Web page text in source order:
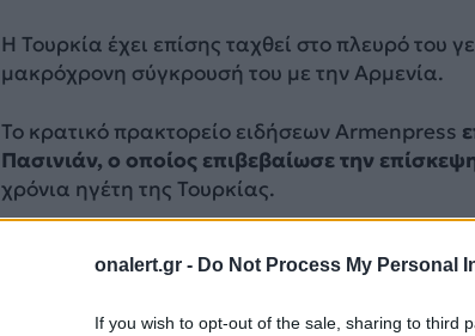
onalert.gr - Do Not Process My Personal
If you wish to opt-out of the sale, sharing to third
Η Τουρκία έχει επίσης ταχθεί στο πλευρό του
μακρόχρονη σύγκρουσή του με την Αρμενία.
Το κρατικό πρακτορείο ειδήσεων Armenpress
Πασινιάν, ο οποίος επιβεβαίωσε την
χρόνια ηγέτη της Τουρκίας.